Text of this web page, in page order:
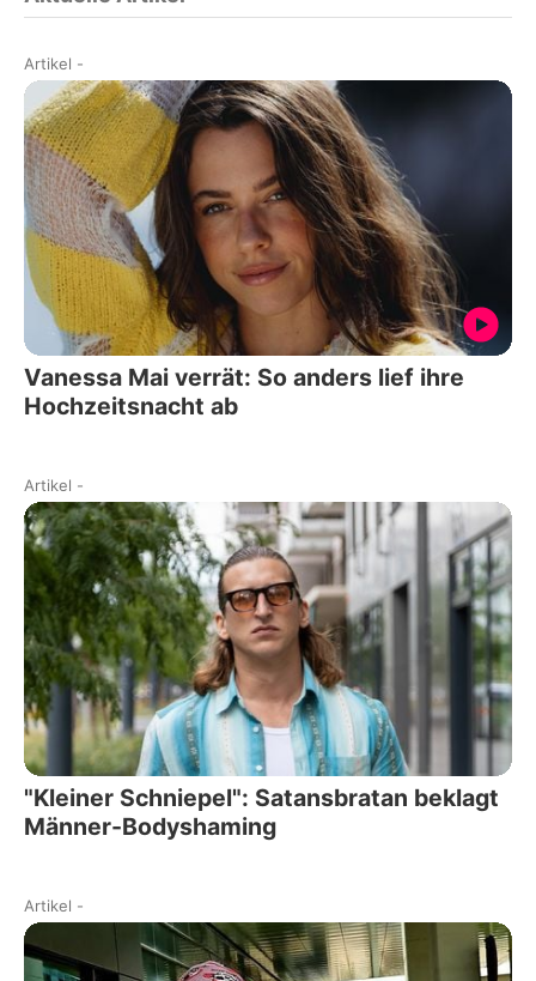
Artikel -
Vanessa Mai verrät: So anders lief ihre
Hochzeitsnacht ab
Artikel -
"Kleiner Schniepel": Satansbratan beklagt
Männer-Bodyshaming
Artikel -